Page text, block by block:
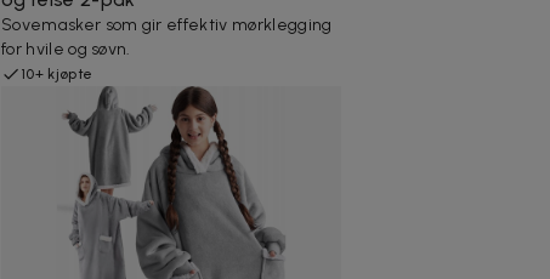
Sovemasker som gir effektiv mørklegging
for hvile og søvn.
10+ kjøpte